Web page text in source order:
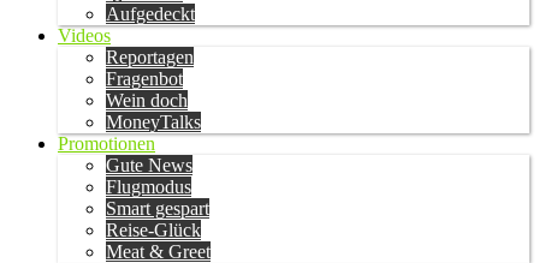
Aufgedeckt
Videos
Reportagen
Fragenbot
Wein doch
MoneyTalks
Promotionen
Gute News
Flugmodus
Smart gespart
Reise-Glück
Meat & Greet